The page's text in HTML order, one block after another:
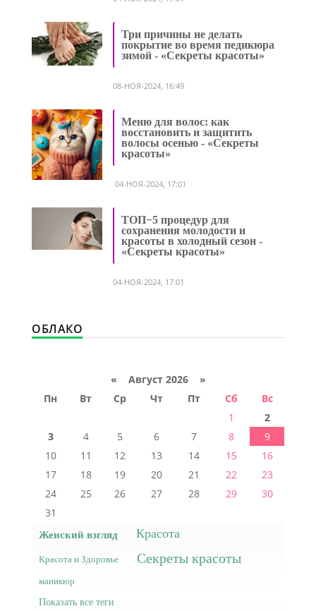
Три причины не делать
покрытие во время педикюра
зимой - «Секреты красоты»
08-НОЯ-2024, 16:49
Меню для волос: как
восстановить и защитить
волосы осенью - «Секреты
красоты»
04-НОЯ-2024, 17:01
ТОП−5 процедур для
сохранения молодости и
красоты в холодный сезон -
«Секреты красоты»
04-НОЯ-2024, 17:01
ОБЛАКО
« Август 2026 »
Пн
Вт Ср Чт Пт Сб
Вс
1
2
3
4 5 6 7 8
9
10
11 12 13 14 15
16
17
18 19 20 21 22
23
24
25 26 27 28 29
30
31
Женский взгляд Красота
Красота и Здоровье Секреты красоты
маникюр
Показать все теги